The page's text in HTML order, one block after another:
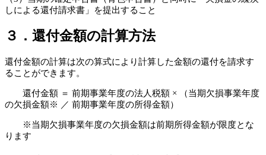
しによる還付請求書」を提出すること
３．還付金額の計算方法
還付金額の計算は次の算式により計算した金額の還付を請求す
ることができます。
還付金額 ＝ 前期事業年度の法人税額 × （当期欠損事業年度
の欠損金額※ ／ 前期事業年度の所得金額）
※当期欠損事業年度の欠損金額は前期所得金額が限度とな
ります